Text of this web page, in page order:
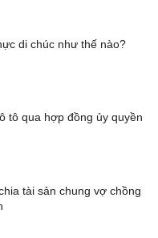
di chúc như thế nào?
tô qua hợp đồng ủy quyền
tài sản chung vợ chồng